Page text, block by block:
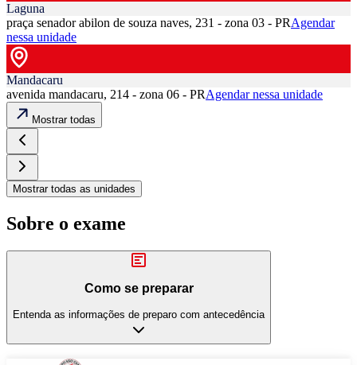
Laguna
praça senador abilon de souza naves, 231 - zona 03 - PRAgendar
nessa unidade
Mandacaru
avenida mandacaru, 214 - zona 06 - PRAgendar nessa unidade
Mostrar todas
Mostrar todas as unidades
Sobre o exame
Como se preparar
Entenda as informações de preparo com antecedência